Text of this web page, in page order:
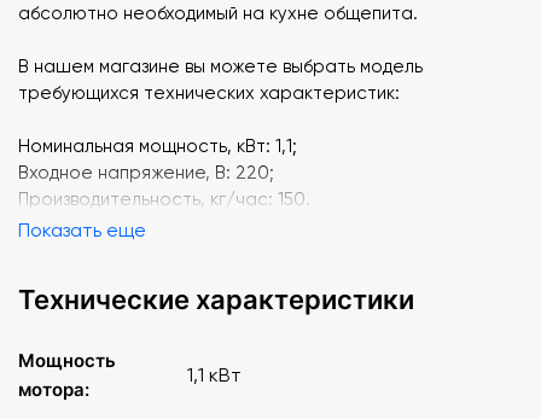
абсолютно необходимый на кухне общепита.
В нашем магазине вы можете выбрать модель
требующихся технических характеристик:
Номинальная мощность, кВт: 1,1;
Входное напряжение, В: 220;
Производительность, кг/час: 150.
Показать еще
Технические характеристики
Мощность
мотора:
1,1 кВт